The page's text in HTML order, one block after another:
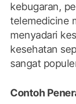
kebugaran,
telemedicine
menyadari
kesehatan
sangat
Contoh